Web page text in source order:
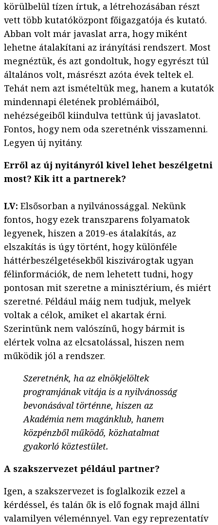
körülbelül tízen írtuk, a létrehozásában részt
vett több kutatóközpont főigazgatója és kutató.
Abban volt már javaslat arra, hogy miként
lehetne átalakítani az irányítási rendszert. Most
megnéztük, és azt gondoltuk, hogy egyrészt túl
általános volt, másrészt azóta évek teltek el.
Tehát nem azt ismételtük meg, hanem a kutatók
mindennapi életének problémáiból,
nehézségeiből kiindulva tettünk új javaslatot.
Fontos, hogy nem oda szeretnénk visszamenni.
Legyen új nyitány.
Erről az új nyitányról kivel lehet beszélgetni
most? Kik itt a partnerek?
LV: Elsősorban a nyilvánossággal. Nekünk
fontos, hogy ezek transzparens folyamatok
legyenek, hiszen a 2019-es átalakítás, az
elszakítás is úgy történt, hogy különféle
háttérbeszélgetésekből kiszivárogtak ugyan
félinformációk, de nem lehetett tudni, hogy
pontosan mit szeretne a minisztérium, és miért
szeretné. Például máig nem tudjuk, melyek
voltak a célok, amiket el akartak érni.
Szerintünk nem valószínű, hogy bármit is
elértek volna az elcsatolással, hiszen nem
működik jól a rendszer.
Szeretnénk, ha az elnökjelöltek
programjának vitája is a nyilvánosság
bevonásával történne, hiszen az
Akadémia nem magánklub, hanem
közpénzből működő, közhatalmat
gyakorló köztestület.
A szakszervezet például partner?
Igen, a szakszervezet is foglalkozik ezzel a
kérdéssel, és talán ők is elő fognak majd állni
valamilyen véleménnyel. Van egy reprezentatív